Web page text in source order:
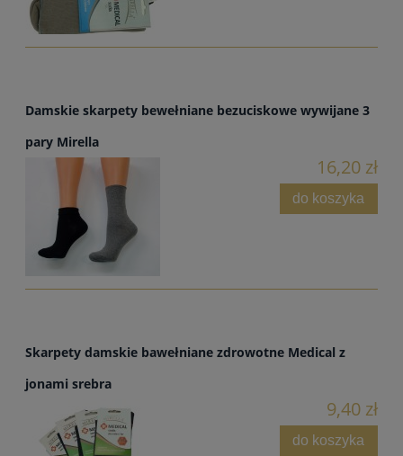
Damskie skarpety bewełniane bezuciskowe wywijane 3
pary Mirella
16,20 zł
do koszyka
Skarpety damskie bawełniane zdrowotne Medical z
jonami srebra
9,40 zł
do koszyka